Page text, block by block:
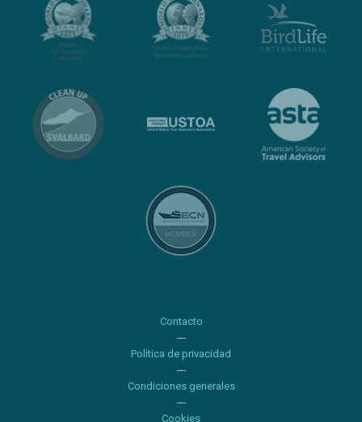
Contacto
Política de privacidad
Condiciones generales
Cookies